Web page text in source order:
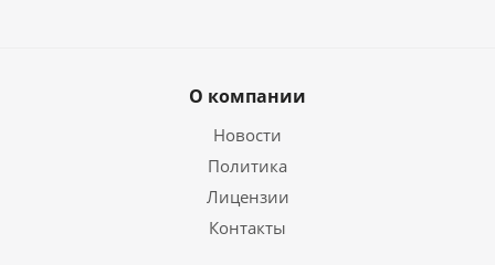
О компании
Новости
Политика
Лицензии
Контакты